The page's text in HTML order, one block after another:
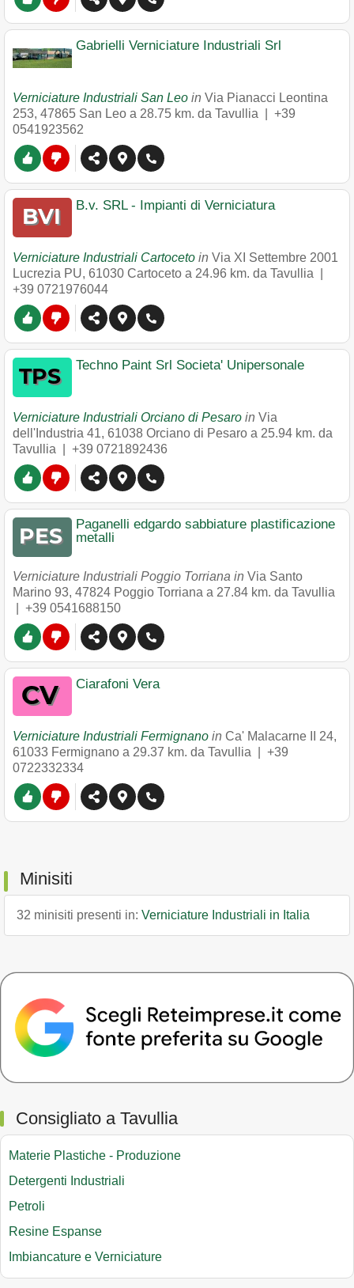
Gabrielli Verniciature Industriali Srl
Verniciature Industriali San Leo in Via Pianacci Leontina
253, 47865 San Leo a 28.75 km. da Tavullia | +39
0541923562
B.v. SRL - Impianti di Verniciatura
Verniciature Industriali Cartoceto in Via XI Settembre 2001
Lucrezia PU, 61030 Cartoceto a 24.96 km. da Tavullia |
+39 0721976044
Techno Paint Srl Societa' Unipersonale
Verniciature Industriali Orciano di Pesaro in Via
dell'Industria 41, 61038 Orciano di Pesaro a 25.94 km. da
Tavullia | +39 0721892436
Paganelli edgardo sabbiature plastificazione
metalli
Verniciature Industriali Poggio Torriana in Via Santo
Marino 93, 47824 Poggio Torriana a 27.84 km. da Tavullia
+39 0541688150
Ciarafoni Vera
Verniciature Industriali Fermignano in Ca' Malacarne II 24,
61033 Fermignano a 29.37 km. da Tavullia | +39
0722332334
Minisiti
32 minisiti presenti in: Verniciature Industriali in Italia
Consigliato a Tavullia
Materie Plastiche - Produzione
Detergenti Industriali
Petroli
Resine Espanse
Imbiancature e Verniciature